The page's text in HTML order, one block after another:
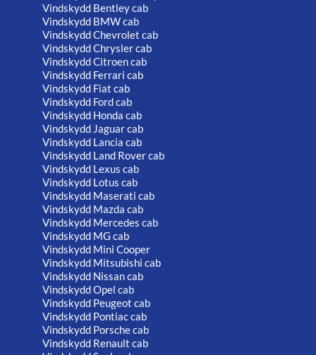
Vindskydd Bentley cab
Vindskydd BMW cab
Vindskydd Chevrolet cab
Vindskydd Chrysler cab
Vindskydd Citroen cab
Vindskydd Ferrari cab
Vindskydd Fiat cab
Vindskydd Ford cab
Vindskydd Honda cab
Vindskydd Jaguar cab
Vindskydd Lancia cab
Vindskydd Land Rover cab
Vindskydd Lexus cab
Vindskydd Lotus cab
Vindskydd Maserati cab
Vindskydd Mazda cab
Vindskydd Mercedes cab
Vindskydd MG cab
Vindskydd Mini Cooper
Vindskydd Mitsubishi cab
Vindskydd Nissan cab
Vindskydd Opel cab
Vindskydd Peugeot cab
Vindskydd Pontiac cab
Vindskydd Porsche cab
Vindskydd Renault cab